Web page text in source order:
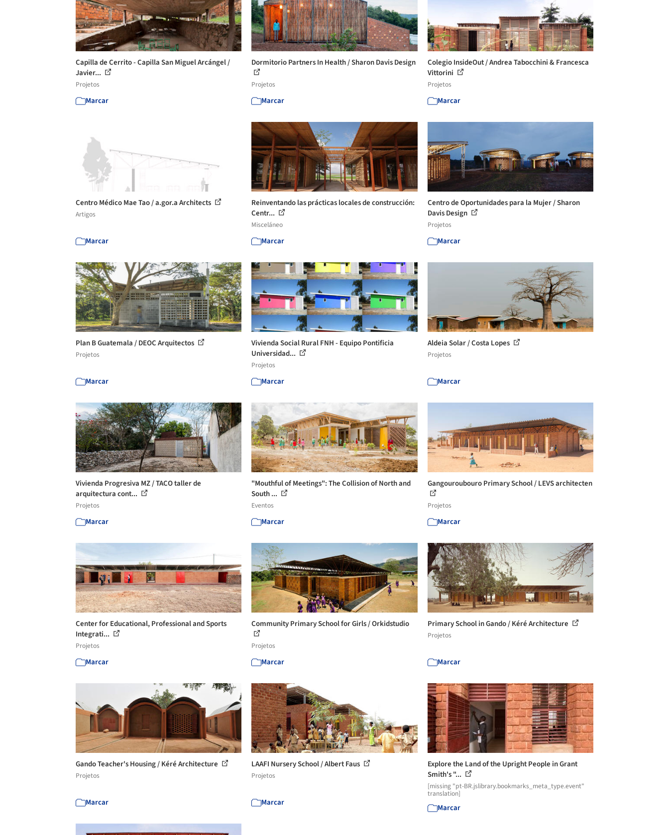
Capilla de Cerrito - Capilla San Miguel Arcángel /
Javier...
Projetos
Marcar
Dormitorio Partners In Health / Sharon Davis Design
Projetos
Marcar
Colegio InsideOut / Andrea Tabocchini & Francesca
Vittorini
Projetos
Marcar
Centro Médico Mae Tao / a.gor.a Architects
Artigos
Marcar
Reinventando las prácticas locales de construcción:
Centr...
Misceláneo
Marcar
Centro de Oportunidades para la Mujer / Sharon
Davis Design
Projetos
Marcar
Plan B Guatemala / DEOC Arquitectos
Projetos
Marcar
Vivienda Social Rural FNH - Equipo Pontificia
Universidad...
Projetos
Marcar
Aldeia Solar / Costa Lopes
Projetos
Marcar
Vivienda Progresiva MZ / TACO taller de
arquitectura cont...
Projetos
Marcar
"Mouthful of Meetings": The Collision of North and
South ...
Eventos
Marcar
Gangouroubouro Primary School / LEVS architecten
Projetos
Marcar
Center for Educational, Professional and Sports
Integrati...
Projetos
Marcar
Community Primary School for Girls / Orkidstudio
Projetos
Marcar
Primary School in Gando / Kéré Architecture
Projetos
Marcar
Gando Teacher's Housing / Kéré Architecture
Projetos
Marcar
LAAFI Nursery School / Albert Faus
Projetos
Marcar
Explore the Land of the Upright People in Grant
Smith's "...
[missing "pt-BR.jslibrary.bookmarks_meta_type.event"
translation]
Marcar